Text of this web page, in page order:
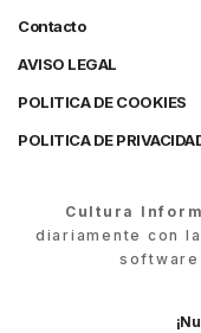
Contacto
AVISO LEGAL
POLITICA DE COOKIES
POLITICA DE
Cultura
diariamente con